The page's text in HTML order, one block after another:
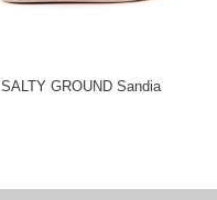
SALTY GROUND Sandia